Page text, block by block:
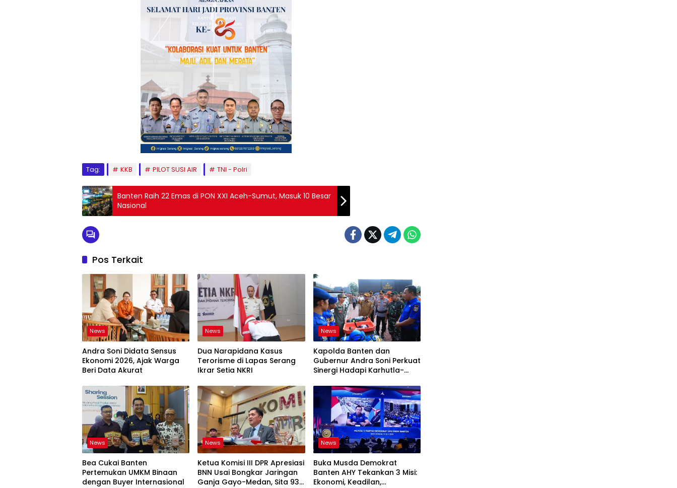
Tag: KKB PILOT SUSI AIR TNI - Polri
Banten Raih 22 Emas di PON XXI Aceh-Sumut, Masuk 10 Besar
Nasional
Pos Terkait
News
Andra Soni Didata Sensus
Ekonomi 2026, Ajak Warga
Beri Data Akurat
News
Dua Narapidana Kasus
Terorisme di Lapas Serang
Ikrar Setia NKRI
News
Kapolda Banten dan
Gubernur Andra Soni Perkuat
Sinergi Hadapi Karhutla-
News
Bea Cukai Banten
Pertemukan UMKM Binaan
dengan Buyer Internasional
News
Ketua Komisi III DPR Apresiasi
BNN Usai Bongkar Jaringan
Ganja Gayo-Medan, Sita 93
News
Buka Musda Demokrat
Banten AHY Tekankan 3 Misi:
Ekonomi, Keadilan,